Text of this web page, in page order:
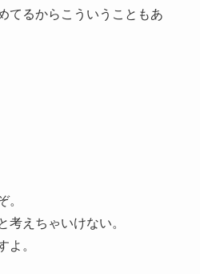
てるからこういうこともあ
。
考えちゃいけない。
よ。